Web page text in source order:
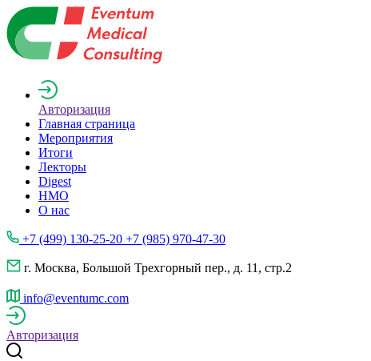
Авторизация
Главная страница
Мероприятия
Итоги
Лекторы
Digest
НМО
О нас
+7 (499) 130-25-20 +7 (985) 970-47-30
г. Москва, Большой Трехгорный пер., д. 11, стр.2
info@eventumc.com
Авторизация